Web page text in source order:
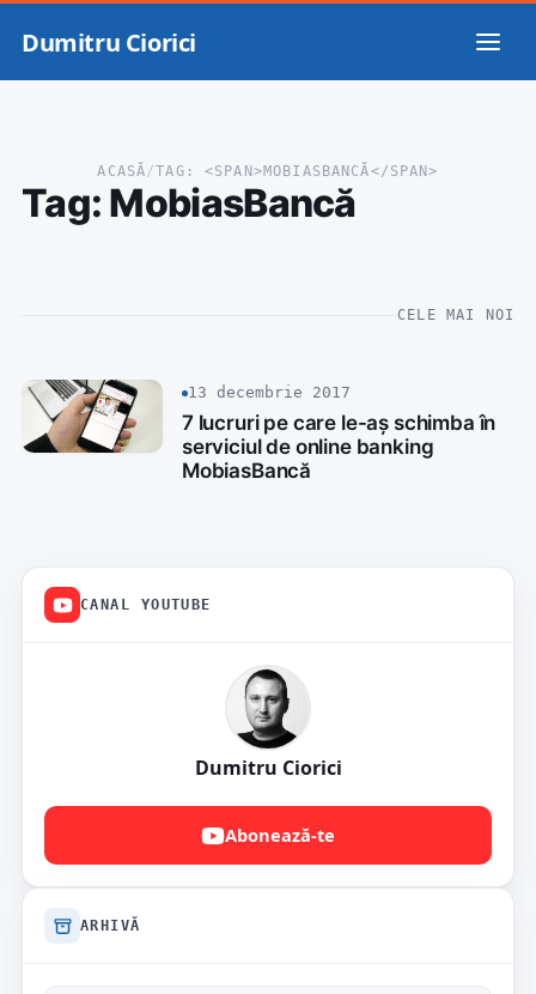
Dumitru Ciorici
ACASĂ/TAG: <SPAN>MOBIASBANCĂ</SPAN>
Tag: MobiasBancă
CELE MAI NOI
13 decembrie 2017
7 lucruri pe care le-aș schimba în
serviciul de online banking
MobiasBancă
CANAL YOUTUBE
Dumitru Ciorici
Abonează-te
ARHIVĂ